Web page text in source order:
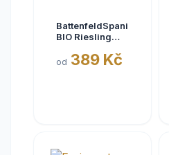
BattenfeldSpanier
BIO Riesling
2025,
od 389 Kč